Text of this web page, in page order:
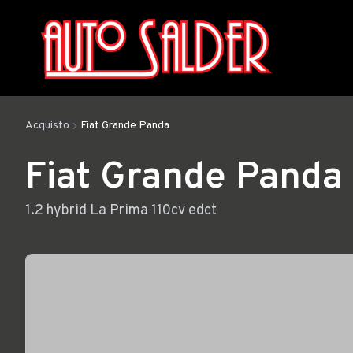
Acquisto Fiat Grande Panda
Fiat Grande Panda
1.2 hybrid La Prima 110cv edct